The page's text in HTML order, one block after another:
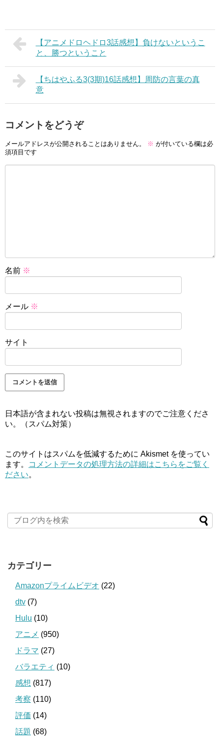
【アニメドロヘドロ3話感想】負けないというこ
と、勝つということ
【ちはやふる3(3期)16話感想】周防の言葉の真
意
コメントをどうぞ
メールアドレスが公開されることはありません。 ※ が付いている欄は必
須項目です
名前 ※
メール ※
サイト
日本語が含まれない投稿は無視されますのでご注意くださ
い。（スパム対策）
このサイトはスパムを低減するために Akismet を使ってい
ます。
コメントデータの処理方法の詳細はこちらをご覧く
ださい。
カテゴリー
Amazonプライムビデオ (22)
dtv (7)
Hulu (10)
アニメ (950)
ドラマ (27)
バラエティ (10)
感想 (817)
考察 (110)
評価 (14)
話題 (68)